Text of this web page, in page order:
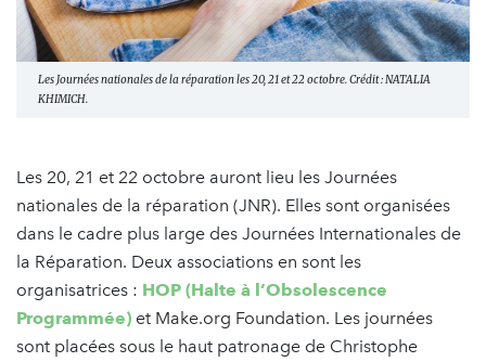
Les Journées nationales de la réparation les 20, 21 et 22 octobre. Crédit : NATALIA
KHIMICH.
Les 20, 21 et 22 octobre auront lieu les Journées
nationales de la réparation (JNR). Elles sont organisées
dans le cadre plus large des Journées Internationales de
la Réparation. Deux associations en sont les
organisatrices : HOP (Halte à l’Obsolescence
Programmée) et Make.org Foundation. Les journées
sont placées sous le haut patronage de Christophe